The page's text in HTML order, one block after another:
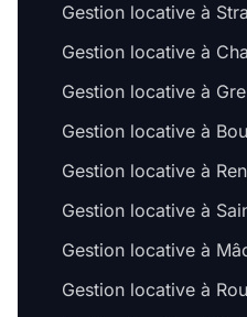
Gestion locative à
Gestion locative à
Gestion locative à
Gestion locative à
Gestion locative à
Gestion locative à
Gestion locative à
Gestion locative à